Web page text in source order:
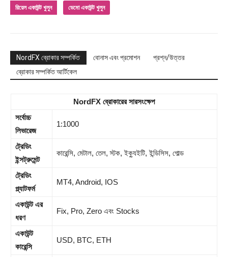
রিয়েল একাউন্ট খুলুন ডেমো একাউন্ট খুলুন
NordFX ব্রোকার সম্পর্কিত বোনাস এবং প্রমোশন
প্রশ্ন/উত্তর
ব্রোকার সম্পর্কিত আর্টিকেল
NordFX ব্রোকারের সারসংক্ষেপ
সর্বোচ্চ
লিভারেজ
1:1000
ট্রেডিং
ইন্সট্রুমেন্ট
কারেন্সি, মেটাল, তেল, স্টক, ইক্যুইটি, ইন্ডিসিস, গোল্ড
ট্রেডিং
প্ল্যাটফর্ম
MT4, Android, IOS
একাউন্ট এর
ধরণ
Fix, Pro, Zero এবং Stocks
একাউন্ট
কারেন্সি
USD, BTC, ETH